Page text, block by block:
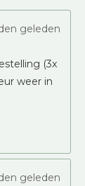
geleden
(3x
weer in
geleden